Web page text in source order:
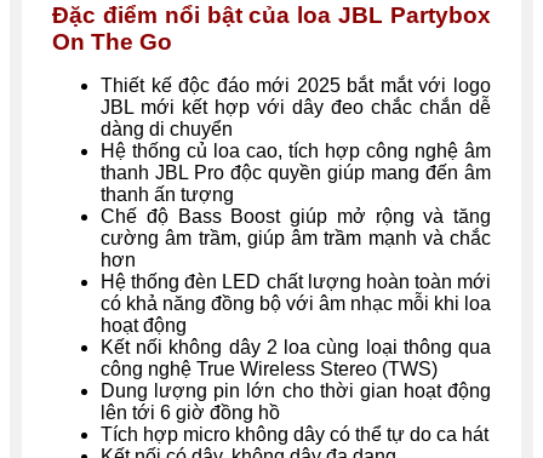
Đặc điểm nổi bật của loa JBL Partybox
On The Go
Thiết kế độc đáo mới 2025 bắt mắt với logo
JBL mới kết hợp với dây đeo chắc chắn dễ
dàng di chuyển
Hệ thống củ loa cao, tích hợp công nghệ âm
thanh JBL Pro độc quyền giúp mang đến âm
thanh ấn tượng
Chế độ Bass Boost giúp mở rộng và tăng
cường âm trầm, giúp âm trầm mạnh và chắc
hơn
Hệ thống đèn LED chất lượng hoàn toàn mới
có khả năng đồng bộ với âm nhạc mỗi khi loa
hoạt động
Kết nối không dây 2 loa cùng loại thông qua
công nghệ True Wireless Stereo (TWS)
Dung lượng pin lớn cho thời gian hoạt động
lên tới 6 giờ đồng hồ
Tích hợp micro không dây có thể tự do ca hát